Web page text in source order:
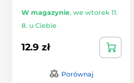
W magazynie, we wtorek 11.
8. u Ciebie
12.9 zł
Porównaj